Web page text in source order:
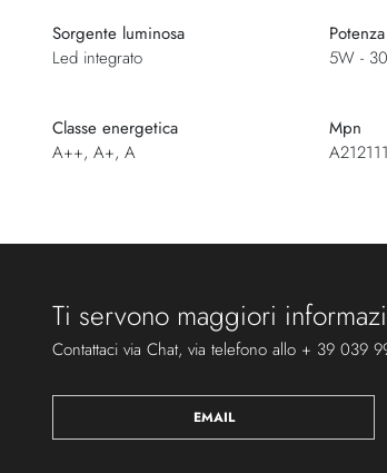
Sorgente luminosa
Led integrato
5W -
Classe energetica
A++, A+, A
Mpn
Ti servono maggiori
Contattaci via Chat, via telefono allo + 39 039
EMAIL